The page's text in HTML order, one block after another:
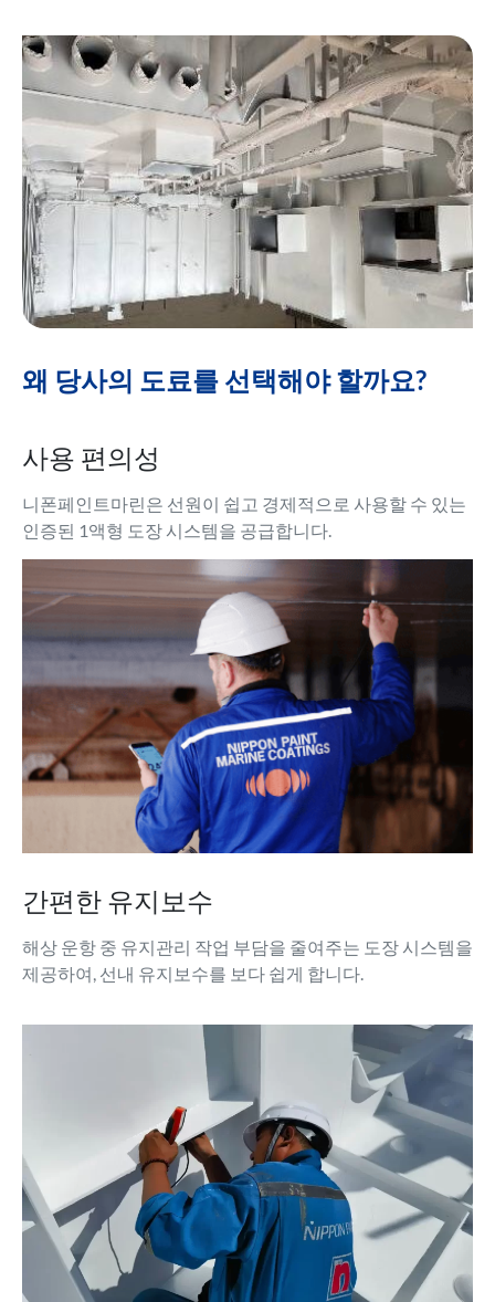
왜 당사의 도료를 선택해야 할까요?
사용 편의성
니폰페인트마린은 선원이 쉽고 경제적으로 사용할 수 있는
인증된 1액형 도장 시스템을 공급합니다.
간편한 유지보수
해상 운항 중 유지관리 작업 부담을 줄여주는 도장 시스템을
제공하여, 선내 유지보수를 보다 쉽게 합니다.